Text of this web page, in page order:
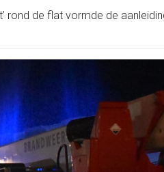
rond de flat vormde de